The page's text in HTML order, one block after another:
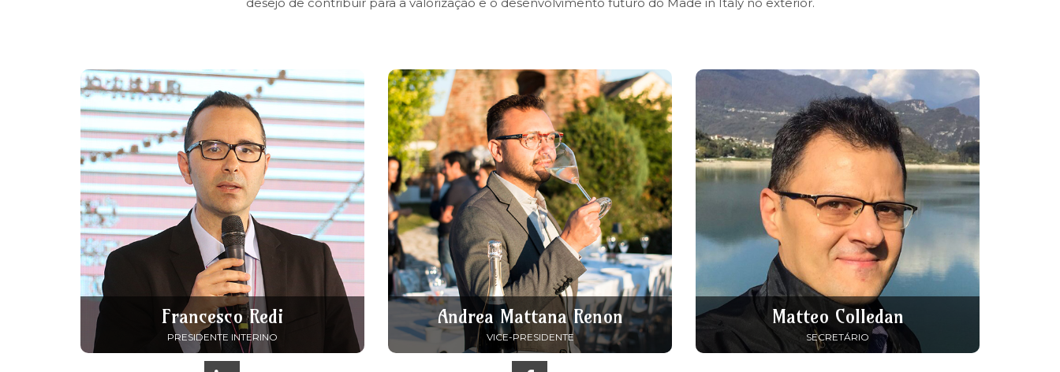
Francesco Redi
PRESIDENTE INTERINO
Andrea Mattana Renon
VICE-PRESIDENTE
Matteo Colledan
SECRETÁRIO